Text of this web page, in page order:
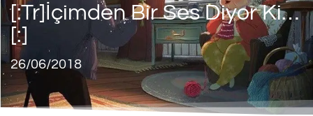
[:tr]İçimden Bir Ses Diyor Ki…
[:]
26/06/2018